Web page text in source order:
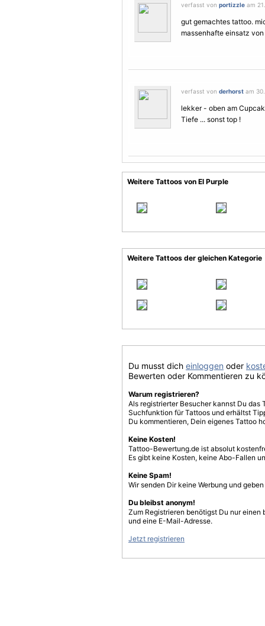
verfasst von portizzle am
gut gemachtes tattoo.
massenhafte einsatz
verfasst von derhorst am
lekker - oben am
Tiefe ... sonst top !
Weitere Tattoos von El Purple
Weitere Tattoos der gleichen Kategorie
Du musst dich einloggen oder
Bewerten oder Kommentieren zu
Warum registrieren?
Als registrierter Besucher kannst Du
Suchfunktion für Tattoos und erhältst
Du kommentieren, Dein eigenes Tattoo
Keine Kosten!
Tattoo-Bewertung.de ist absolut
Es gibt keine Kosten, keine Abo-Fallen
Keine Spam!
Wir senden Dir keine Werbung und
Du bleibst anonym!
Zum Registrieren benötigst Du nur einen
und eine E-Mail-Adresse.
Jetzt registrieren